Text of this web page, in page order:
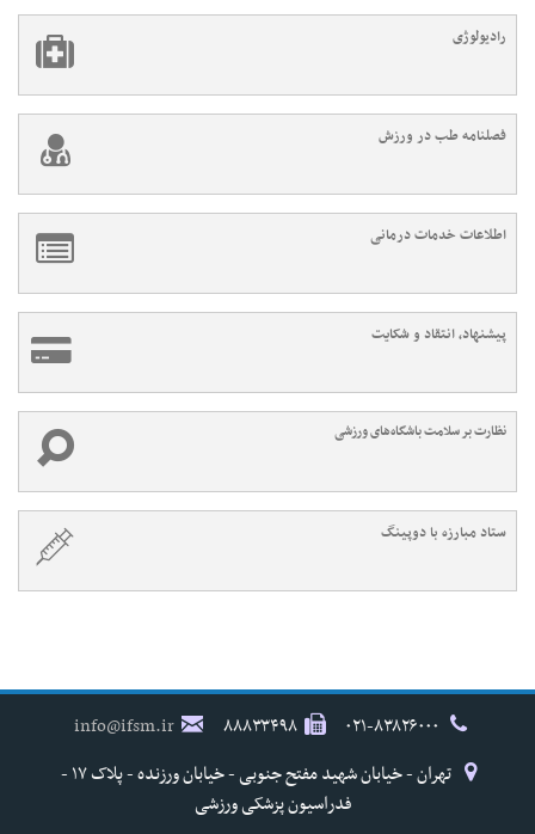
رادیولوژی
فصلنامه طب در ورزش
اطلاعات خدمات درمانی
پیشنهاد، انتقاد و شکایت
نظارت بر سلامت باشگاه‌های ورزشی
ستاد مبارزه با دوپینگ
۸۸۸۳۳۴۹۸
info@ifsm.ir
تهران - خیابان شهید مفتح جنوبی - خیابان ورزنده - پلاک ۱۷ -
فدراسیون پزشکی ورزشی